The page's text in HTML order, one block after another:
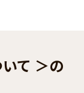
て ＞の